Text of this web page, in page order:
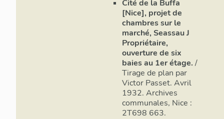
Cité de la Buffa
[Nice], projet de
chambres sur le
marché, Seassau J
Propriétaire,
ouverture de six
baies au 1er étage. /
Tirage de plan par
Victor Passet. Avril
1932. Archives
communales, Nice :
2T698 663.